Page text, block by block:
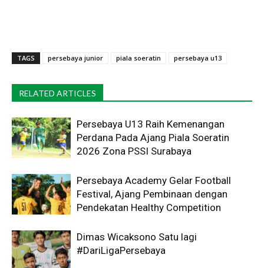
TAGS persebaya junior piala soeratin persebaya u13
RELATED ARTICLES
Persebaya U13 Raih Kemenangan
Perdana Pada Ajang Piala Soeratin
2026 Zona PSSI Surabaya
Persebaya Academy Gelar Football
Festival, Ajang Pembinaan dengan
Pendekatan Healthy Competition
Dimas Wicaksono Satu lagi
#DariLigaPersebaya